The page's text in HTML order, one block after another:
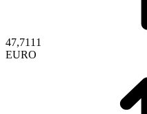
47,7111
EURO